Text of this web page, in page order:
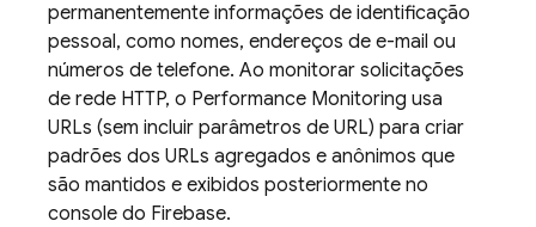
permanentemente informações de identificação
pessoal, como nomes, endereços de e-mail ou
números de telefone. Ao monitorar solicitações
de rede HTTP, o Performance Monitoring usa
URLs (sem incluir parâmetros de URL) para criar
padrões dos URLs agregados e anônimos que
são mantidos e exibidos posteriormente no
console do Firebase.